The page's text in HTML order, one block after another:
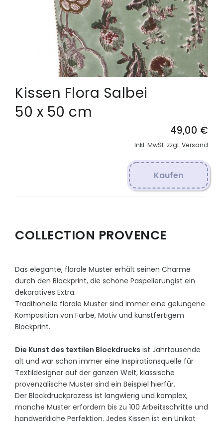
Kissen Flora Salbei
50 x 50 cm
49,00 €
Inkl. MwSt. zzgl. Versand
Kaufen
COLLECTION PROVENCE
Das elegante, florale Muster erhält seinen Charme
durch den Blockprint, die schöne Paspelierungist ein
dekoratives Extra.
Traditionelle florale Muster sind immer eine gelungene
Komposition von Farbe, Motiv und kunstfertigem
Blockprint.
Die Kunst des textilen Blockdrucks ist Jahrtausende
alt und war schon immer eine Inspirationsquelle für
Textildesigner auf der ganzen Welt, klassische
provenzalische Muster sind ein Beispiel hierfür.
Der Blockdruckprozess ist langwierig und komplex,
manche Muster erfordern bis zu 100 Arbeitsschritte und
handwerkliche Perfektion. Jedes Kissen ist ein Unikat